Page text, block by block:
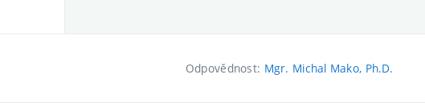
Odpovědnost: Mgr. Michal Mako, Ph.D.